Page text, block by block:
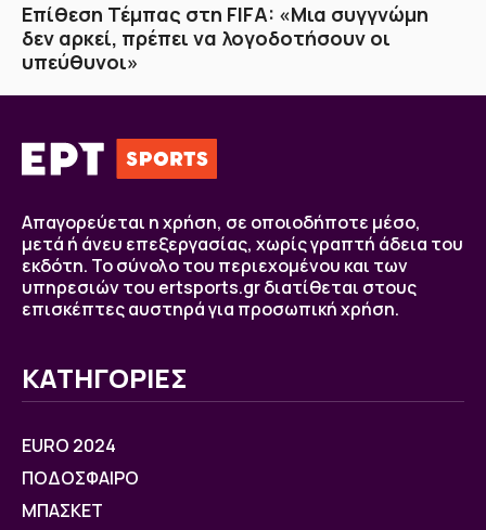
Επίθεση Τέμπας στη FIFA: «Μια συγγνώμη
δεν αρκεί, πρέπει να λογοδοτήσουν οι
υπεύθυνοι»
Απαγορεύεται η χρήση, σε οποιοδήποτε μέσο,
μετά ή άνευ επεξεργασίας, χωρίς γραπτή άδεια του
εκδότη. Το σύνολο του περιεχομένου και των
υπηρεσιών του ertsports.gr διατίθεται στους
επισκέπτες αυστηρά για προσωπική χρήση.
ΚΑΤΗΓΟΡΙΕΣ
EURO 2024
ΠΟΔΟΣΦΑΙΡΟ
ΜΠΑΣΚΕΤ